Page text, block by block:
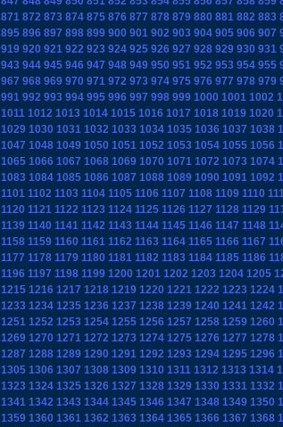
871 872 873 874 875 876 877 878 879 880 881 882 883
895 896 897 898 899 900 901 902 903 904 905 906 907
919 920 921 922 923 924 925 926 927 928 929 930 931
943 944 945 946 947 948 949 950 951 952 953 954 955
967 968 969 970 971 972 973 974 975 976 977 978 979
991 992 993 994 995 996 997 998 999 1000 1001 1002
1011 1012 1013 1014 1015 1016 1017 1018 1019 1020
1029 1030 1031 1032 1033 1034 1035 1036 1037 1038
1047 1048 1049 1050 1051 1052 1053 1054 1055 1056
1065 1066 1067 1068 1069 1070 1071 1072 1073 1074
1083 1084 1085 1086 1087 1088 1089 1090 1091 1092
1101 1102 1103 1104 1105 1106 1107 1108 1109 1110
1120 1121 1122 1123 1124 1125 1126 1127 1128 1129
1139 1140 1141 1142 1143 1144 1145 1146 1147 1148
1158 1159 1160 1161 1162 1163 1164 1165 1166 1167
1177 1178 1179 1180 1181 1182 1183 1184 1185 1186
1196 1197 1198 1199 1200 1201 1202 1203 1204 1205
1215 1216 1217 1218 1219 1220 1221 1222 1223 1224
1233 1234 1235 1236 1237 1238 1239 1240 1241 1242
1251 1252 1253 1254 1255 1256 1257 1258 1259 1260
1269 1270 1271 1272 1273 1274 1275 1276 1277 1278
1287 1288 1289 1290 1291 1292 1293 1294 1295 1296
1305 1306 1307 1308 1309 1310 1311 1312 1313 1314
1323 1324 1325 1326 1327 1328 1329 1330 1331 1332
1341 1342 1343 1344 1345 1346 1347 1348 1349 1350
1359 1360 1361 1362 1363 1364 1365 1366 1367 1368